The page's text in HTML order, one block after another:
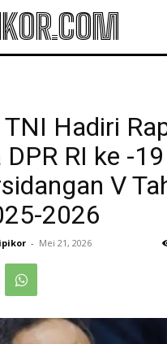
Hadiri
RI ke -19
V
2026
- Mei 21, 2026